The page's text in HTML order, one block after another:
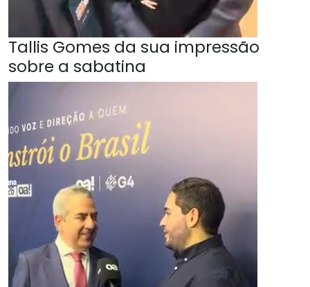
Tallis Gomes da sua impressão
sobre a sabatina